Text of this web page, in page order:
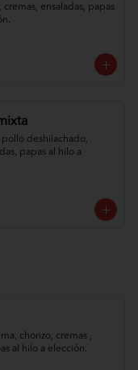
cremas, ensaladas, papas
pollo deshilachado,
papas al hilo a
chorizo, cremas ,
al hilo a elección.